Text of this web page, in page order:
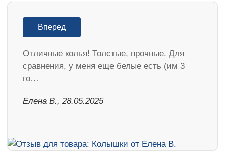
Вперед
Отличные колья! Толстые, прочные. Для
сравнения, у меня еще белые есть (им 3
го…
Елена В., 28.05.2025